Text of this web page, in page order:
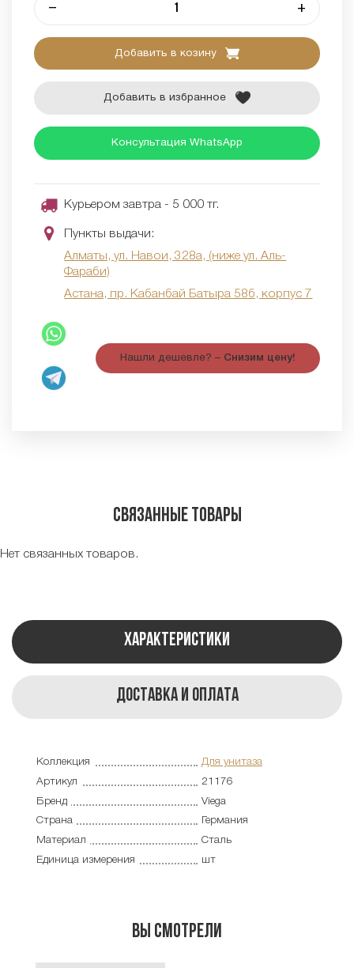
– +
Добавить в козину
Добавить в избранное
Консультация WhatsApp
Курьером завтра - 5 000 тг.
Пункты выдачи:
Алматы, ул. Навои, 328а, (ниже ул. Аль-
Фараби)
Астана, пр. Кабанбай Батыра 58б, корпус 7
Нашли дешевле? – Снизим цену!
Связанные товары
Нет связанных товаров.
Характеристики
Доставка и оплата
Коллекция
Для унитаза
Артикул
21176
Бренд
Viega
Страна
Германия
Материал
Сталь
Единица измерения
шт
Вы смотрели